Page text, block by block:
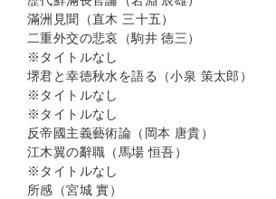
滿洲見聞（直木 三十五）
二重外交の悲哀（駒井 徳三）
※タイトルなし
堺君と幸徳秋水を語る（小泉 策太郎）
※タイトルなし
※タイトルなし
反帝國主義藝術論（岡本 唐貴）
江木翼の辭職（馬場 恒吾）
※タイトルなし
所感（宮城 實）